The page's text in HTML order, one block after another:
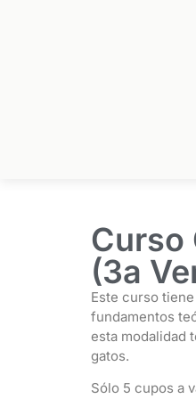
Curso
(3a
Este curso
fundamentos
esta modalidad
gatos.
Sólo 5 cupos a